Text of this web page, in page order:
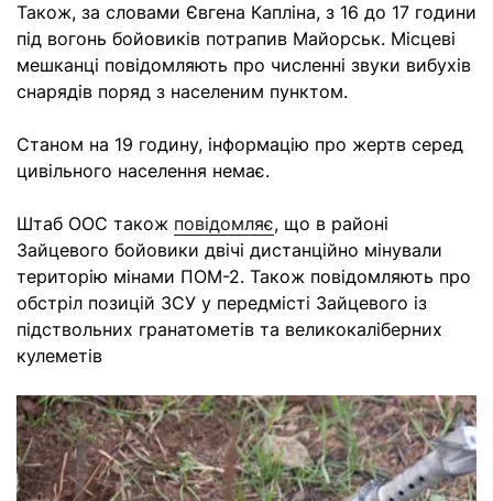
Також, за словами Євгена Капліна, з 16 до 17 години
під вогонь бойовиків потрапив Майорськ. Місцеві
мешканці повідомляють про численні звуки вибухів
снарядів поряд з населеним пунктом.
Станом на 19 годину, інформацію про жертв серед
цивільного населення немає.
Штаб ООС також повідомляє, що в районі
Зайцевого бойовики двічі дистанційно мінували
територію мінами ПОМ-2. Також повідомляють про
обстріл позицій ЗСУ у передмісті Зайцевого із
підствольних гранатометів та великокаліберних
кулеметів